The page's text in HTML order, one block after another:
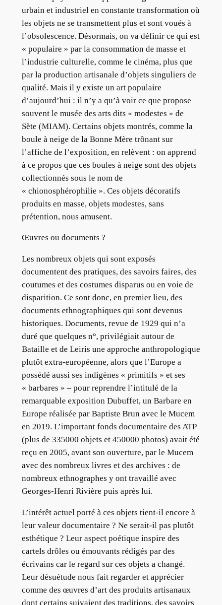
urbain et industriel en constante transformation où
les objets ne se transmettent plus et sont voués à
l’obsolescence. Désormais, on va définir ce qui est
« populaire » par la consommation de masse et
l’industrie culturelle, comme le cinéma, plus que
par la production artisanale d’objets singuliers de
qualité. Mais il y existe un art populaire
d’aujourd’hui : il n’y a qu’à voir ce que propose
souvent le musée des arts dits « modestes » de
Sète (MIAM). Certains objets montrés, comme la
boule à neige de la Bonne Mère trônant sur
l’affiche de l’exposition, en relèvent : on apprend
à ce propos que ces boules à neige sont des objets
collectionnés sous le nom de
« chionosphérophilie ». Ces objets décoratifs
produits en masse, objets modestes, sans
prétention, nous amusent.
Œuvres ou documents ?
Les nombreux objets qui sont exposés
documentent des pratiques, des savoirs faires, des
coutumes et des costumes disparus ou en voie de
disparition. Ce sont donc, en premier lieu, des
documents ethnographiques qui sont devenus
historiques. Documents, revue de 1929 qui n’a
duré que quelques n°, privilégiait autour de
Bataille et de Leiris une approche anthropologique
plutôt extra-européenne, alors que l’Europe a
possédé aussi ses indigènes « primitifs » et ses
« barbares » – pour reprendre l’intitulé de la
remarquable exposition Dubuffet, un Barbare en
Europe réalisée par Baptiste Brun avec le Mucem
en 2019. L’important fonds documentaire des ATP
(plus de 335000 objets et 450000 photos) avait été
reçu en 2005, avant son ouverture, par le Mucem
avec des nombreux livres et des archives : de
nombreux ethnographes y ont travaillé avec
Georges-Henri Rivière puis après lui.
L’intérêt actuel porté à ces objets tient-il encore à
leur valeur documentaire ? Ne serait-il pas plutôt
esthétique ? Leur aspect poétique inspire des
cartels drôles ou émouvants rédigés par des
écrivains car le regard sur ces objets a changé.
Leur désuétude nous fait regarder et apprécier
comme des œuvres d’art des produits artisanaux
dont certains suivaient des traditions, des savoirs